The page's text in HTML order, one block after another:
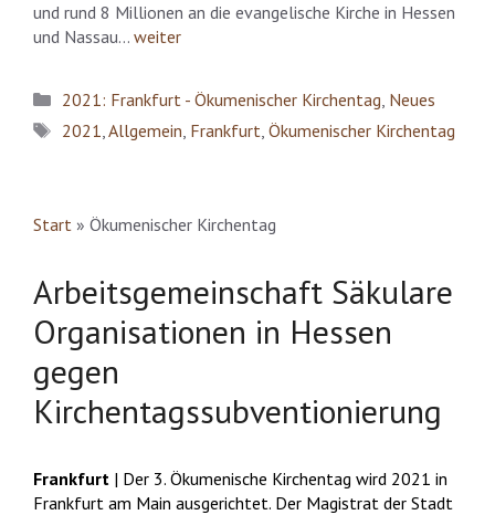
und rund 8 Millionen an die evangelische Kirche in Hessen
und Nassau… weiter
Kategorien
2021: Frankfurt - Ökumenischer Kirchentag, Neues
Schlagwörter
2021,Allgemein, Frankfurt, Ökumenischer Kirchentag
Start » Ökumenischer Kirchentag
Arbeitsgemeinschaft Säkulare
Organisationen in Hessen
gegen
Kirchentagssubventionierung
Frankfurt | Der 3. Ökumenische Kirchentag wird 2021 in
Frankfurt am Main ausgerichtet. Der Magistrat der Stadt